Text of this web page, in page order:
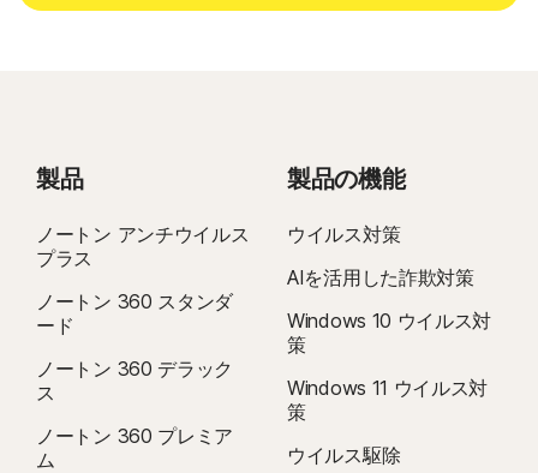
製品
ノートン アンチウイルス
プラス
ノートン 360 スタンダ
ード
ノートン 360 デラック
ス
ノートン 360 プレミア
ム
製品の機能
ウイルス対策
AIを活用した詐欺対策
Windows 10 ウイルス対
策
Windows 11 ウイルス対
策
ウイルス駆除